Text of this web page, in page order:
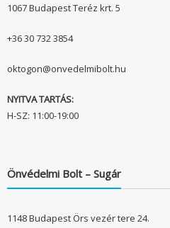
1067 Budapest Teréz krt. 5
+36 30 732 3854
oktogon@onvedelmibolt.hu
NYITVA TARTÁS:
H-SZ: 11:00-19:00
Önvédelmi Bolt – Sugár
1148 Budapest Örs vezér tere 24.